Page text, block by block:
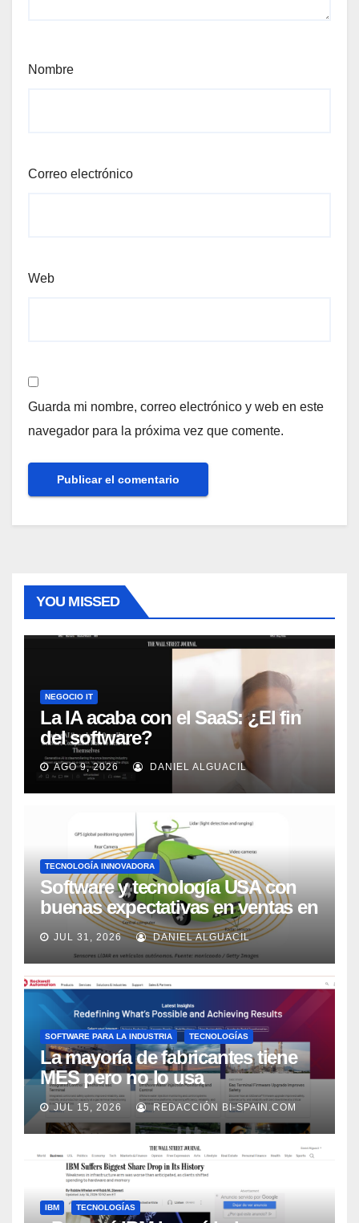
Nombre
Correo electrónico
Web
Guarda mi nombre, correo electrónico y web en este
navegador para la próxima vez que comente.
YOU MISSED
NEGOCIO IT
La IA acaba con el SaaS: ¿El fin
del software?
AGO 9, 2026 DANIEL ALGUACIL
TECNOLOGÍA INNOVADORA
Software y tecnología USA con
buenas expectativas en ventas en
los próximos 2 años, según
Market Watch
JUL 31, 2026 DANIEL ALGUACIL
SOFTWARE PARA LA INDUSTRIA TECNOLOGÍAS
La mayoría de fabricantes tiene
MES pero no lo usa
adecuadamente, según Rockwell
Automation
JUL 15, 2026 REDACCIÓN BI-SPAIN.COM
IBM TECNOLOGÍAS